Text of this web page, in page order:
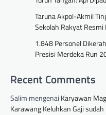
Taruna Akpol-Akmil
Sekolah Rakyat
1.848 Personel
Presisi Merdeka Run
Recent Comments
Salim mengenai Karyawan
Karawang Keluhkan Gaji